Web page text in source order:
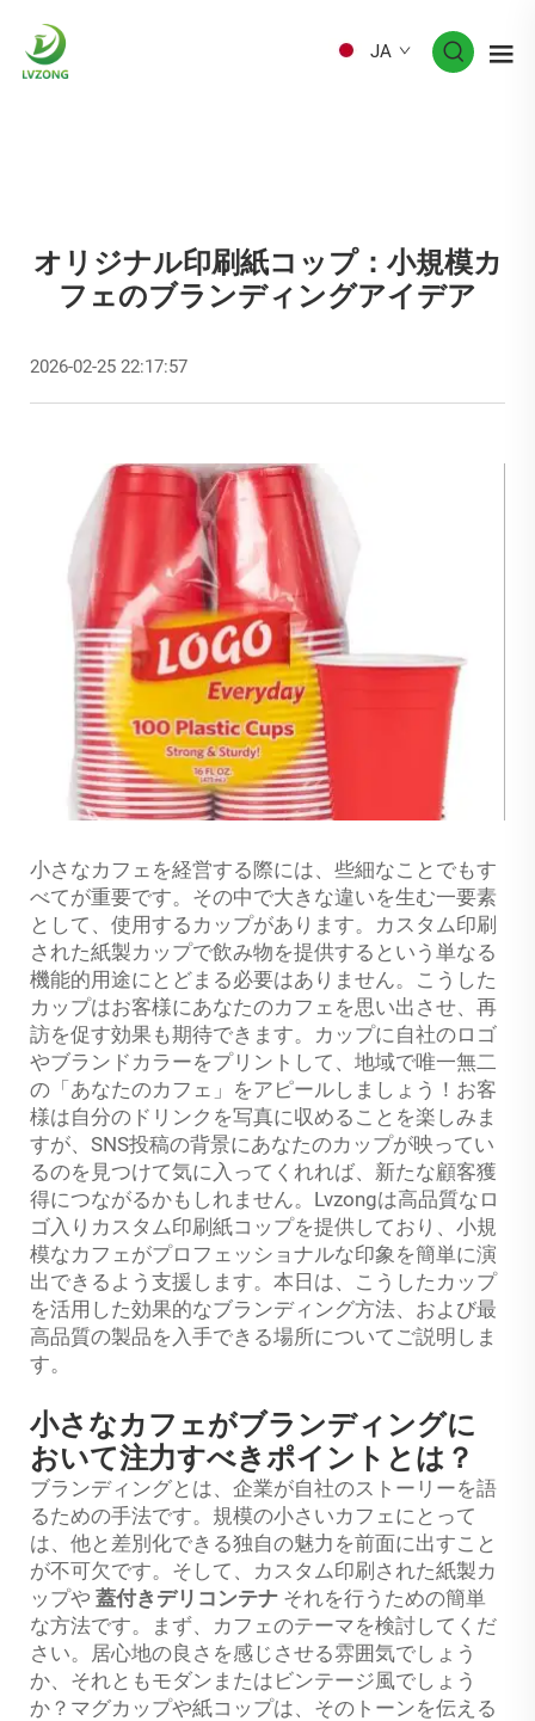
JA
オリジナル印刷紙コップ：小規模カ
フェのブランディングアイデア
2026-02-25 22:17:57
小さなカフェを経営する際には、些細なことでもす
べてが重要です。その中で大きな違いを生む一要素
として、使用するカップがあります。カスタム印刷
された紙製カップで飲み物を提供するという単なる
機能的用途にとどまる必要はありません。こうした
カップはお客様にあなたのカフェを思い出させ、再
訪を促す効果も期待できます。カップに自社のロゴ
やブランドカラーをプリントして、地域で唯一無二
の「あなたのカフェ」をアピールしましょう！お客
様は自分のドリンクを写真に収めることを楽しみま
すが、SNS投稿の背景にあなたのカップが映ってい
るのを見つけて気に入ってくれれば、新たな顧客獲
得につながるかもしれません。Lvzongは高品質なロ
ゴ入りカスタム印刷紙コップを提供しており、小規
模なカフェがプロフェッショナルな印象を簡単に演
出できるよう支援します。本日は、こうしたカップ
を活用した効果的なブランディング方法、および最
高品質の製品を入手できる場所についてご説明しま
す。
小さなカフェがブランディングに
おいて注力すべきポイントとは？
ブランディングとは、企業が自社のストーリーを語
るための手法です。規模の小さいカフェにとって
は、他と差別化できる独自の魅力を前面に出すこと
が不可欠です。そして、カスタム印刷された紙製カ
ップや 蓋付きデリコンテナ それを行うための簡単
な方法です。まず、カフェのテーマを検討してくだ
さい。居心地の良さを感じさせる雰囲気でしょう
か、それともモダンまたはビンテージ風でしょう
か？マグカップや紙コップは、そのトーンを伝える